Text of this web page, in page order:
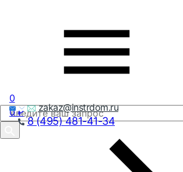
zakaz@instrdom.ru
8 (495) 481-41-34
0
0₽